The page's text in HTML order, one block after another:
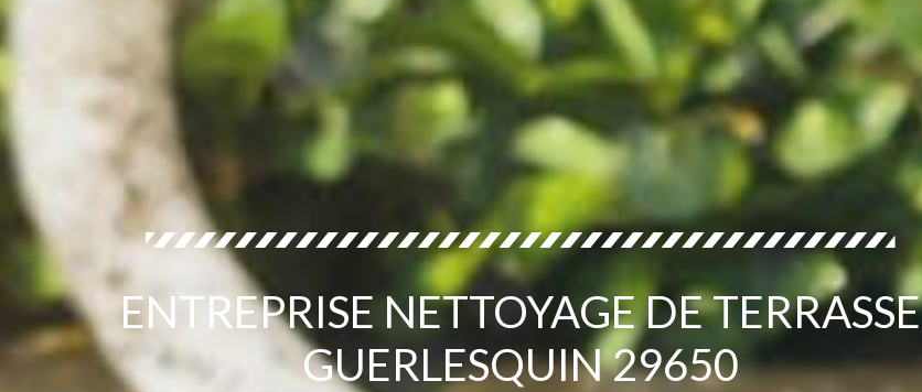
ENTREPRISE NETTOYAGE DE TERRASSE
GUERLESQUIN 29650